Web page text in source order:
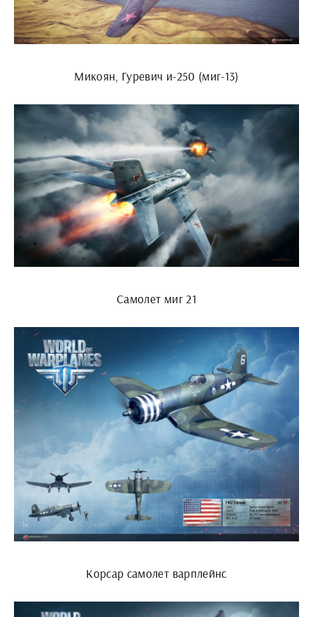
Микоян, Гуревич и-250 (миг-13)
Самолет миг 21
Корсар самолет варплейнс